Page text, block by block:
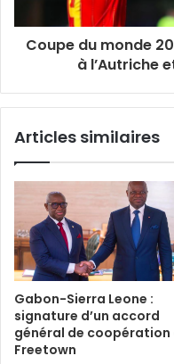
Coupe du monde
à l’Autriche
Articles similaires
Gabon-Sierra Leone :
signature d’un accord
général de coopération
Freetown